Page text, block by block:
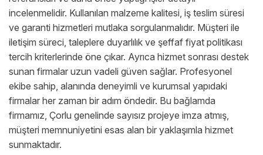
incelenmelidir. Kullanılan malzeme kalitesi, iş teslim süresi
ve garanti hizmetleri mutlaka sorgulanmalıdır. Müşteri ile
iletişim süreci, taleplere duyarlılık ve şeffaf fiyat politikası
tercih kriterlerinde öne çıkar. Ayrıca hizmet sonrası destek
sunan firmalar uzun vadeli güven sağlar. Profesyonel
ekibe sahip, alanında deneyimli ve kurumsal yapıdaki
firmalar her zaman bir adım öndedir. Bu bağlamda
firmamız, Çorlu genelinde sayısız projeye imza atmış,
müşteri memnuniyetini esas alan bir yaklaşımla hizmet
sunmaktadır.